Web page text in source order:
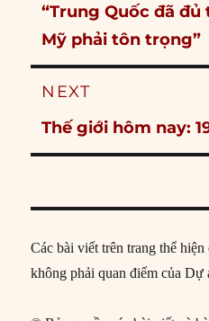
Previous
post:
“Trung Quốc đã
Mỹ phải tôn trọng”
NEXT
Next
post:
Thế giới hôm nay:
Các bài viết trên trang thể
không phải quan điểm của